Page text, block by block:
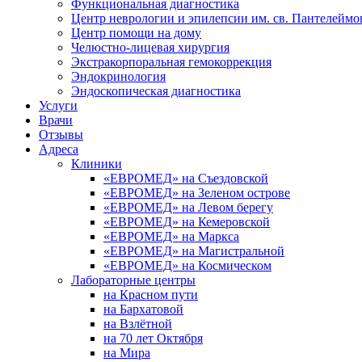
Функциональная диагностика
Центр неврологии и эпилепсии им. св.
Центр помощи на дому
Челюстно-лицевая хирургия
Экстракорпоральная гемокоррекция
Эндокринология
Эндоскопическая диагностика
Услуги
Врачи
Отзывы
Адреса
Клиники
«ЕВРОМЕД» на Съездовской
«ЕВРОМЕД» на Зеленом острове
«ЕВРОМЕД» на Левом берегу
«ЕВРОМЕД» на Кемеровской
«ЕВРОМЕД» на Маркса
«ЕВРОМЕД» на Магистральной
«ЕВРОМЕД» на Космическом
Лабораторные центры
на Красном пути
на Бархатовой
на Взлётной
на 70 лет Октября
на Мира